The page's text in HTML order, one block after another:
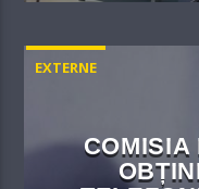
EXTERNE
COMISIA